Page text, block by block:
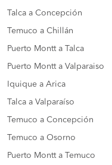
Talca a Concepción
Temuco a Chillán
Puerto Montt a Talca
Puerto Montt a Valparaiso
Iquique a Arica
Talca a Valparaíso
Temuco a Concepción
Temuco a Osorno
Puerto Montt a Temuco